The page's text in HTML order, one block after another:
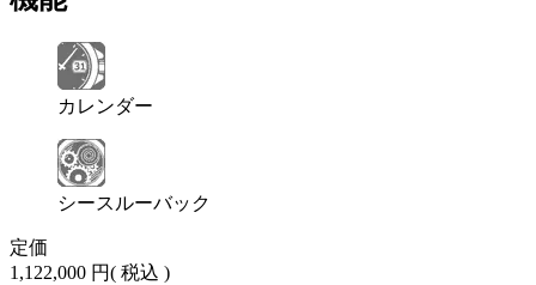
カレンダー
シースルーバック
定価
1,122,000 円( 税込 )